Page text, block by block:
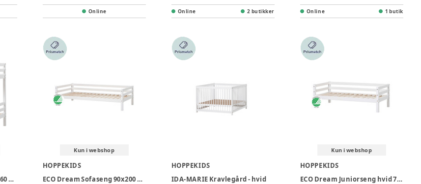
Online Online 2 butikker Online 1 butik
ECO Dream køjeseng 70x160 cm. - hvid
Kun i webshop
HOPPEKIDS
ECO Dream Sofaseng 90x200 cm. - hvid
HOPPEKIDS
IDA-MARIE Kravlegård - hvid
Kun i webshop
HOPPEKIDS
ECO Dream Juniorseng hvid 70x160 cm. - hvid